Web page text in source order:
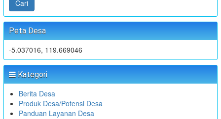
Cari
Peta Desa
-5.037016, 119.669046
Kategori
Berita Desa
Produk Desa/Potensi Desa
Panduan Layanan Desa